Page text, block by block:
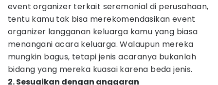
event organizer terkait seremonial di perusahaan,
tentu kamu tak bisa merekomendasikan event
organizer langganan keluarga kamu yang biasa
menangani acara keluarga. Walaupun mereka
mungkin bagus, tetapi jenis acaranya bukanlah
bidang yang mereka kuasai karena beda jenis.
2. Sesuaikan dengan anggaran